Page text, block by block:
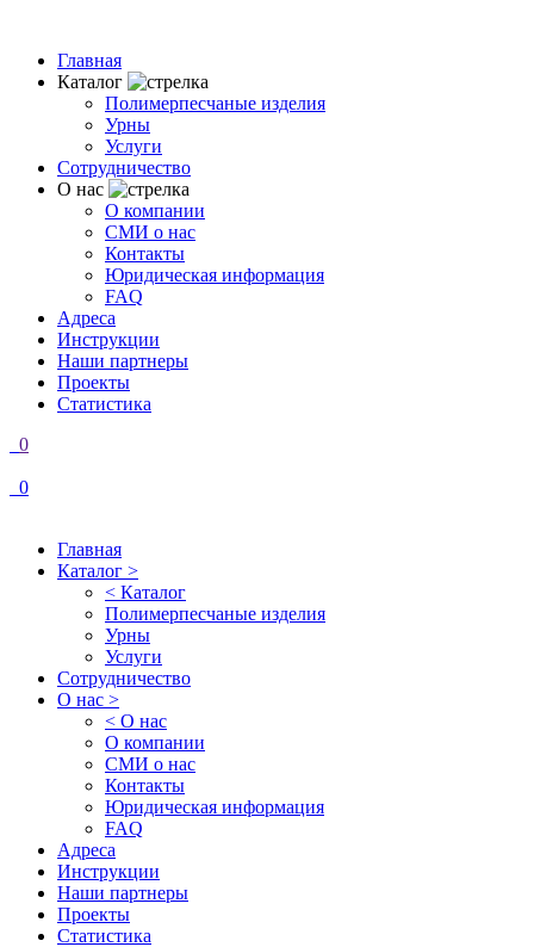
Главная
Каталог
Полимерпесчаные изделия
Урны
Услуги
Сотрудничество
О нас
О компании
СМИ о нас
Контакты
Юридическая информация
FAQ
Адреса
Инструкции
Наши партнеры
Проекты
Статистика
0
0
Главная
Каталог >
< Каталог
Полимерпесчаные изделия
Урны
Услуги
Сотрудничество
О нас >
< О нас
О компании
СМИ о нас
Контакты
Юридическая информация
FAQ
Адреса
Инструкции
Наши партнеры
Проекты
Статистика